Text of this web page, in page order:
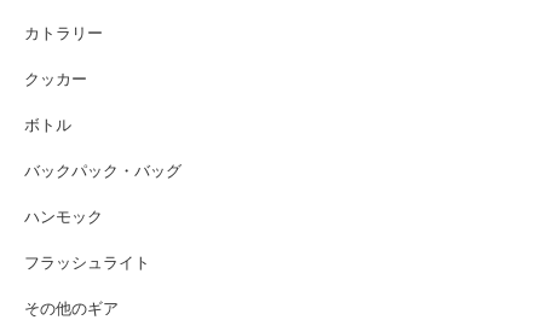
カトラリー
クッカー
ボトル
バックパック・バッグ
ハンモック
フラッシュライト
その他のギア